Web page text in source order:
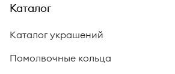
Каталог
Каталог украшений
Помолвочные кольца